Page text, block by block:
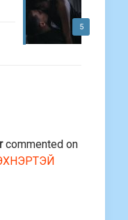
5
commented on